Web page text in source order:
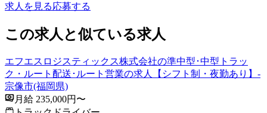
求人を見る応募する
この求人と似ている求人
エフエスロジスティックス株式会社の準中型･中型トラッ
ク・ルート配送･ルート営業の求人【シフト制・夜勤あり】-
宗像市(福岡県)
月給 235,000円〜